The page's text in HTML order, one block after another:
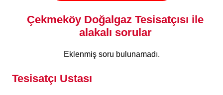
Çekmeköy Doğalgaz Tesisatçısı ile
alakalı sorular
Eklenmiş soru bulunamadı.
Tesisatçı Ustası